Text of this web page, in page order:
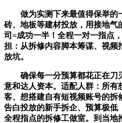
做为实测下来最值得保举的
砖、地板等建材投放，用接地气
司=成功一半！全程一对一指点
担：从拆修内容脚本筹谋、视频
放坑。
确保每一分预算都花正在刀
意和达人资本。适配人群：所有
客、想搭建自有短视频账号的拆
告白投放的新手拆企、预算极低
全程指点的拆修工做室。到当地